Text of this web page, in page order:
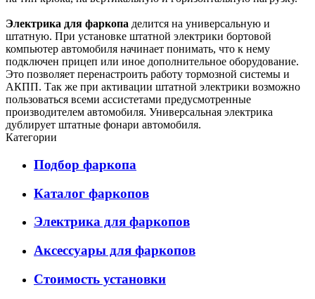
Электрика для фаркопа делится на универсальную и
штатную. При установке штатной электрики бортовой
компьютер автомобиля начинает понимать, что к нему
подключен прицеп или иное дополнительное оборудование.
Это позволяет перенастроить работу тормозной системы и
АКПП. Так же при активации штатной электрики возможно
пользоваться всеми ассистетами предусмотренные
производителем автомобиля. Универсальная электрика
дублирует штатные фонари автомобиля.
Категории
Подбор фаркопа
Каталог фаркопов
Электрика для фаркопов
Аксессуары для фаркопов
Стоимость установки